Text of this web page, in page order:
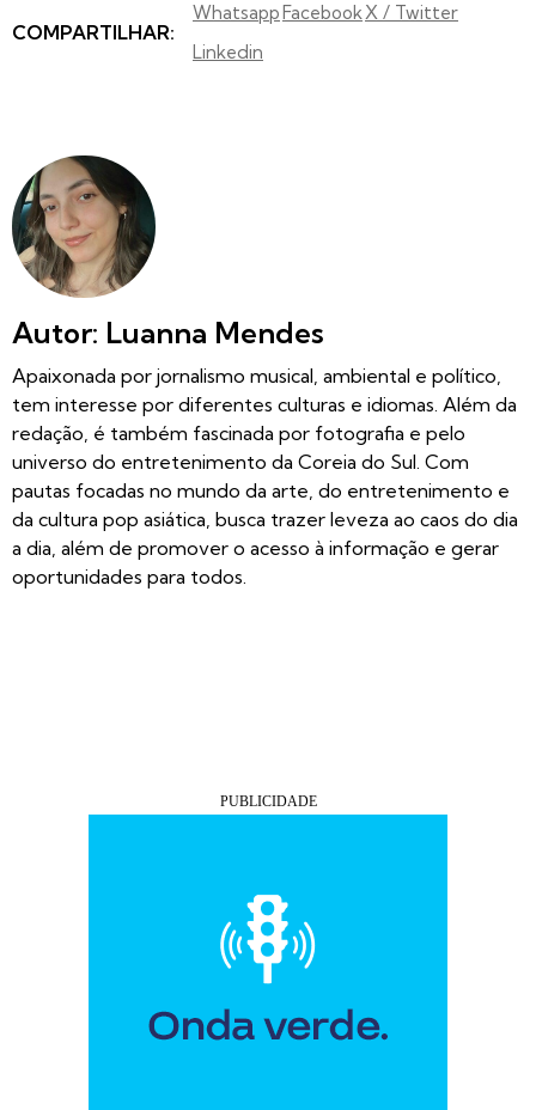
COMPARTILHAR:
Whatsapp FacebookX / Twitter
Linkedin
Autor: Luanna Mendes
Apaixonada por jornalismo musical, ambiental e político,
tem interesse por diferentes culturas e idiomas. Além da
redação, é também fascinada por fotografia e pelo
universo do entretenimento da Coreia do Sul. Com
pautas focadas no mundo da arte, do entretenimento e
da cultura pop asiática, busca trazer leveza ao caos do dia
a dia, além de promover o acesso à informação e gerar
oportunidades para todos.